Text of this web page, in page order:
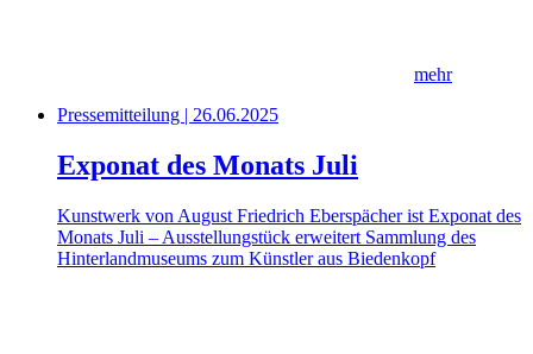
mehr
Pressemitteilung | 26.06.2025
Exponat des Monats Juli
Kunstwerk von August Friedrich Eberspächer ist Exponat des
Monats Juli – Ausstellungstück erweitert Sammlung des
Hinterlandmuseums zum Künstler aus Biedenkopf